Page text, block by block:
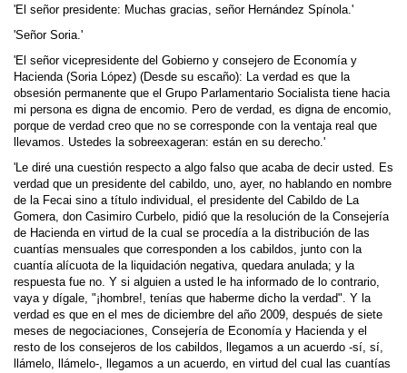
'El señor presidente: Muchas gracias, señor Hernández Spínola.'
'Señor Soria.'
'El señor vicepresidente del Gobierno y consejero de Economía y
Hacienda (Soria López) (Desde su escaño): La verdad es que la
obsesión permanente que el Grupo Parlamentario Socialista tiene hacia
mi persona es digna de encomio. Pero de verdad, es digna de encomio,
porque de verdad creo que no se corresponde con la ventaja real que
llevamos. Ustedes la sobreexageran: están en su derecho.'
'Le diré una cuestión respecto a algo falso que acaba de decir usted. Es
verdad que un presidente del cabildo, uno, ayer, no hablando en nombre
de la Fecai sino a título individual, el presidente del Cabildo de La
Gomera, don Casimiro Curbelo, pidió que la resolución de la Consejería
de Hacienda en virtud de la cual se procedía a la distribución de las
cuantías mensuales que corresponden a los cabildos, junto con la
cuantía alícuota de la liquidación negativa, quedara anulada; y la
respuesta fue no. Y si alguien a usted le ha informado de lo contrario,
vaya y dígale, "¡hombre!, tenías que haberme dicho la verdad". Y la
verdad es que en el mes de diciembre del año 2009, después de siete
meses de negociaciones, Consejería de Economía y Hacienda y el
resto de los consejeros de los cabildos, llegamos a un acuerdo -sí, sí,
llámelo, llámelo-, llegamos a un acuerdo, en virtud del cual las cuantías